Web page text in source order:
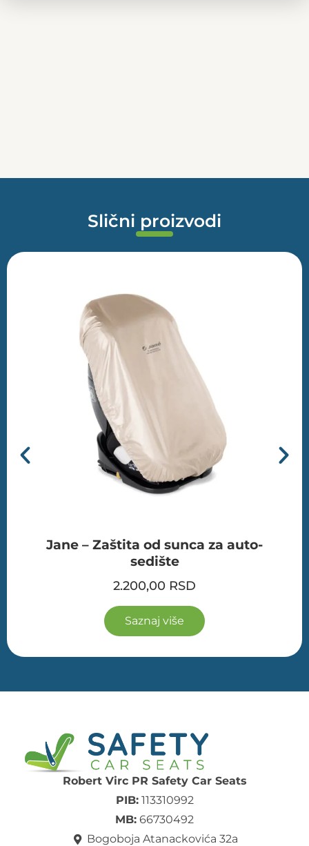
Slični proizvodi
Jane – Zaštita od sunca za auto-
sedište
2.200,00 RSD
Saznaj više
Robert Virc PR Safety Car Seats
PIB:113310992
MB: 66730492
Bogoboja Atanackovića 32a